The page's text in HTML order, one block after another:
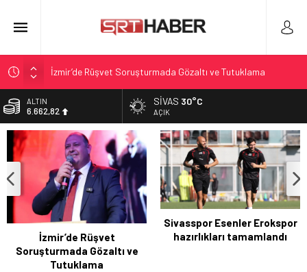
İzmir’de Rüşvet Soruşturmada Gözaltı ve Tutuklama
Sivasspor Esenler Erokspor hazırlıkları tamamlandı
Çerçeve Yasa: Uysal’dan sert eleştiri ve ABDk’te tartışma
Rapunzel sendromu: 15 yaşında midesinden dev saç yumağı
çıktı
Etna Yanardağı yeniden hareketli: Kül bulutları ve uçuşlar
etkileniyor
ALTIN
6.662,82
BİST
13.779,39
DOLAR
47,6961
EURO
55,1808
SIVAS 30°C
AÇIK
İzmir’de Rüşvet
Soruşturmada Gözaltı ve
Tutuklama
Sivasspor Esenler Erokspor
hazırlıkları tamamlandı